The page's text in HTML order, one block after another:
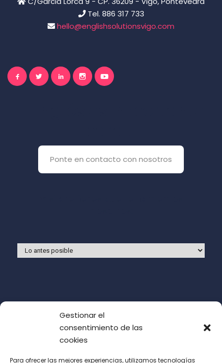
Gestionar el
consentimiento de las
cookies
Para ofrecer las mejores experiencias, utilizamos tecnologías
Tel. 886 317 733
hello@englishsolutionsvigo.com
Ponte en contacto con nosotros